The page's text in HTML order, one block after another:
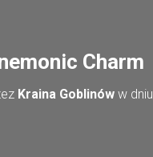
Charm
Kraina Goblinóww dniu